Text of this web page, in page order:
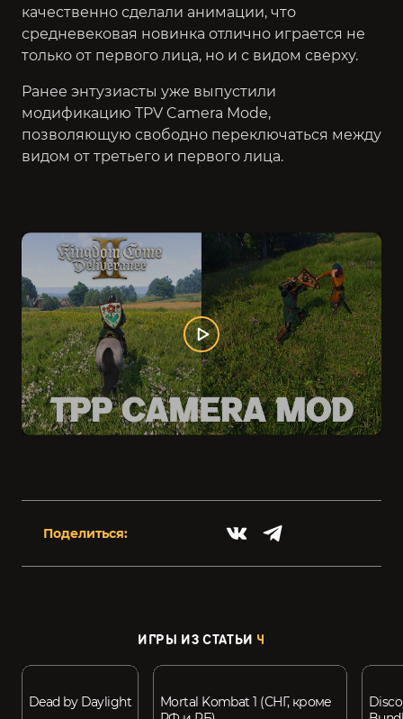
качественно сделали анимации, что
средневековая новинка отлично играется не
только от первого лица, но и с видом сверху.
Ранее энтузиасты уже выпустили
модификацию TPV Camera Mode,
позволяющую свободно переключаться между
видом от третьего и первого лица.
Поделиться:
ИГРЫ ИЗ СТАТЬИ 4
Dead by Daylight
Mortal Kombat 1 (СНГ, кроме